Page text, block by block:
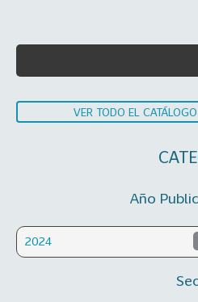
VER TODO EL CATÁLOGO
Año
2024